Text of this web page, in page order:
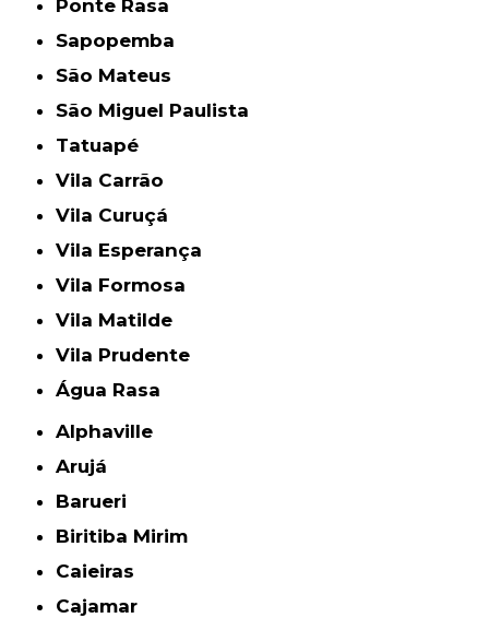
Ponte Rasa
Sapopemba
São Mateus
São Miguel Paulista
Tatuapé
Vila Carrão
Vila Curuçá
Vila Esperança
Vila Formosa
Vila Matilde
Vila Prudente
Água Rasa
Alphaville
Arujá
Barueri
Biritiba Mirim
Caieiras
Cajamar